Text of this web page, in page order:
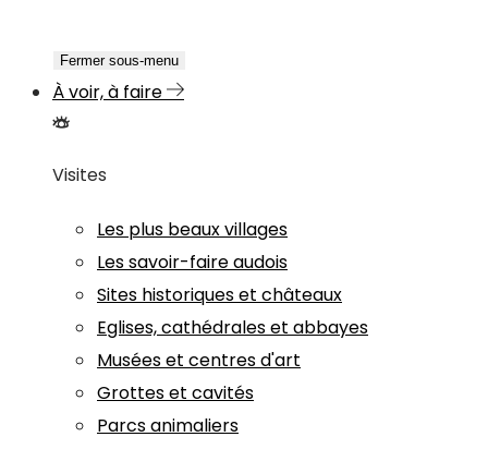
Fermer sous-menu
À voir, à faire
Visites
Les plus beaux villages
Les savoir-faire audois
Sites historiques et châteaux
Eglises, cathédrales et abbayes
Musées et centres d'art
Grottes et cavités
Parcs animaliers